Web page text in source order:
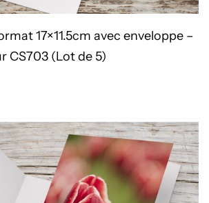
17×11.5cm avec enveloppe –
CS703 (Lot de 5)